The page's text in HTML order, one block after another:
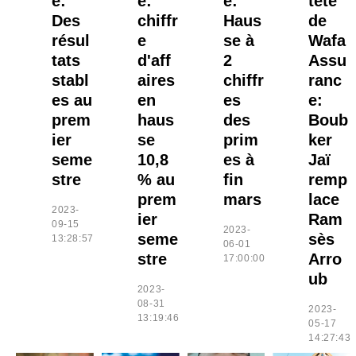
Des
résul
tats
stabl
es au
prem
ier
seme
stre
2023-
09-15
13:28:57
chiffr
e
d'aff
aires
en
haus
se
10,8
% au
prem
ier
seme
stre
2023-
08-31
13:19:46
Haus
se à
2
chiffr
es
des
prim
es à
fin
mars
2023-
06-01
17:00:00
de
Wafa
Assu
ranc
e:
Boub
ker
Jaï
remp
lace
Ram
sès
Arro
ub
2023-
05-17
14:27:43